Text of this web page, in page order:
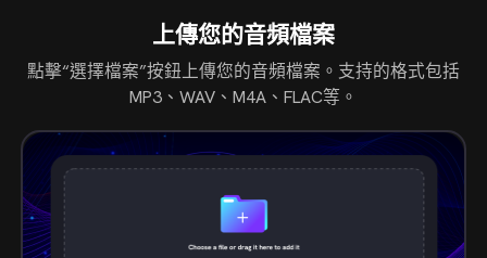
上傳您的音頻檔案
點擊“選擇檔案”按鈕上傳您的音頻檔案。支持的格式包括
MP3、WAV、M4A、FLAC等。